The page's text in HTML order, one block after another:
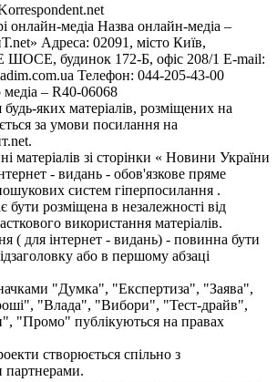
онлайн-медіа Назва онлайн-медіа –
Адреса: 02091, місто Київ,
будинок 172-Б, офіс 208/1 E-mail:
Телефон: 044-205-43-00
медіа – R40-06068
яких матеріалів, розміщених на
за умови посилання на
матеріалів зі сторінки « Новини України
- видань - обов'язкове пряме
систем гіперпосилання .
бути розміщена в незалежності від
використання матеріалів.
( для інтернет - видань) - повинна бути
або в першому абзаці
"Думка", "Експертиза", "Заява",
"Влада", "Вибори", "Тест-драйв",
"Промо" публікуються на правах
створюється спільно з
партнерами.